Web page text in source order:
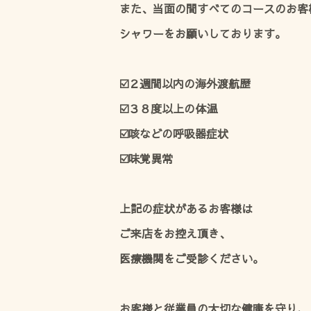
また、当面の間すべてのコースのお
シャワーをお願いしております。
☑️２週間以内の海外渡航歴
☑️３８度以上の体温
☑️咳などの呼吸器症状
☑️味覚異常
上記の症状があるお客様は
ご来店をお控え頂き、
医療機関をご受診ください。
お客様と従業員の大切な健康を守り、